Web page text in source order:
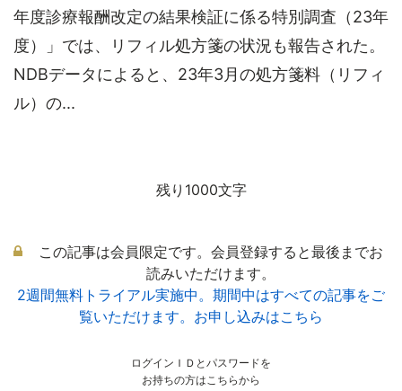
年度診療報酬改定の結果検証に係る特別調査（23年
度）」では、リフィル処方箋の状況も報告された。
NDBデータによると、23年3月の処方箋料（リフィ
ル）の...
残り1000文字
この記事は会員限定です。会員登録すると最後までお
読みいただけます。
2週間無料トライアル実施中。期間中はすべての記事をご
覧いただけます。お申し込みはこちら
ログインＩＤとパスワードを
お持ちの方はこちらから